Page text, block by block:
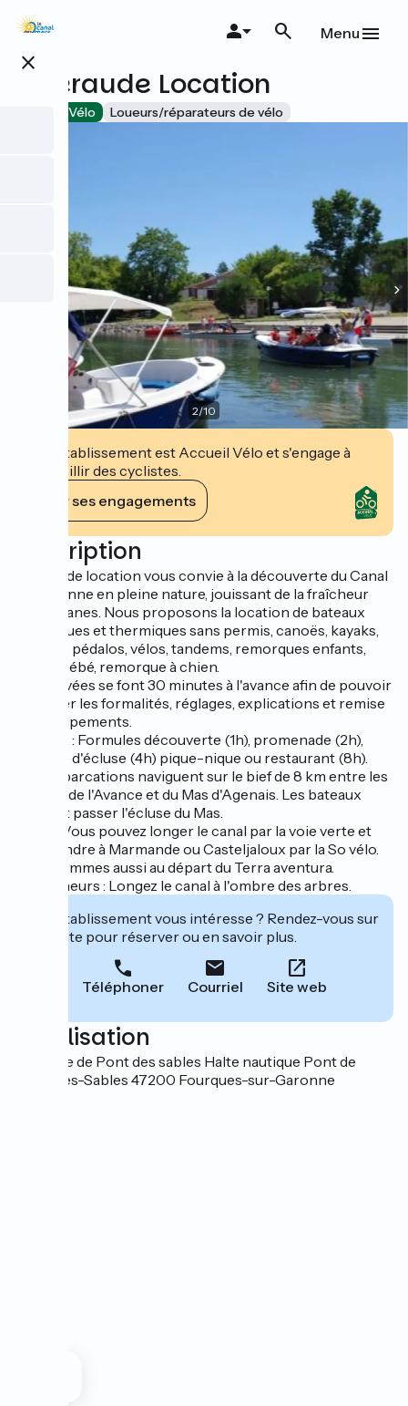
Aller
principal
close
Menu
Emeraude Location
Accueil Vélo Loueurs/réparateurs de vélo
2/10
Cet établissement est Accueil Vélo et s'engage à
accueillir des cyclistes.
Voir ses engagements
Description
Émeraude location vous convie à la découverte du Canal
de Garonne en pleine nature, jouissant de la fraîcheur
des platanes. Nous proposons la location de bateaux
électriques et thermiques sans permis, canoës, kayaks,
paddles, pédalos, vélos, tandems, remorques enfants,
sièges bébé, remorque à chien.
Les arrivées se font 30 minutes à l'avance afin de pouvoir
effectuer les formalités, réglages, explications et remise
des équipements.
Bateaux : Formules découverte (1h), promenade (2h),
passage d'écluse (4h) pique-nique ou restaurant (8h).
Les embarcations naviguent sur le bief de 8 km entre les
écluses de l'Avance et du Mas d'Agenais. Les bateaux
peuvent passer l'écluse du Mas.
Vélos : Vous pouvez longer le canal par la voie verte et
vous rendre à Marmande ou Casteljaloux par la So vélo.
Nous sommes aussi au départ du Terra aventura.
Promeneurs : Longez le canal à l'ombre des arbres.
Cet établissement vous intéresse ? Rendez-vous sur
leur site pour réserver ou en savoir plus.
Téléphoner Courriel Site web
Localisation
213 Allée de Pont des sables Halte nautique Pont de
Pont-des-Sables 47200 Fourques-sur-Garonne